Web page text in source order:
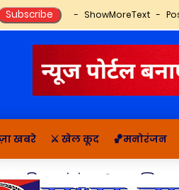
ShowMoreText
खबरे ⚔️ खेल कूद 🏀मनोरंजन
🔬राशिफल, पंचांग 📚आध्यात्मिक